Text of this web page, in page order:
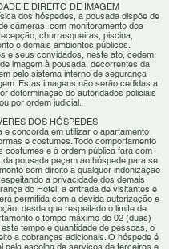
E DIREITO DE IMAGEM
dos hóspedes, a pousada dispõe de
câmeras, com monitoramento dos
churrasqueiras, piscina,
e demais ambientes públicos.
e seus convidados, neste ato, cedem
imagem à pousada, decorrentes da
pelo sistema interno de segurança
Estas imagens não serão cedidas a
determinação de autoridades policiais
ou por ordem judicial.
DOS HÓSPEDES
e concorda em utilizar o apartamento
e costumes. Todo comportamento
costumes e à ordem pública fará com
pousada peçam ao hóspede para se
sem direito a qualquer indenização
a privacidade dos demais
do Hotel, a entrada de visitantes e
permitida com a devida autorização e
desde que respeitado o limite de
e tempo máximo de 02 (duas)
tempo e quantidade de pessoas, o
a cobranças adicionais. O hóspede é
pela escolha de serviços de terceiros e